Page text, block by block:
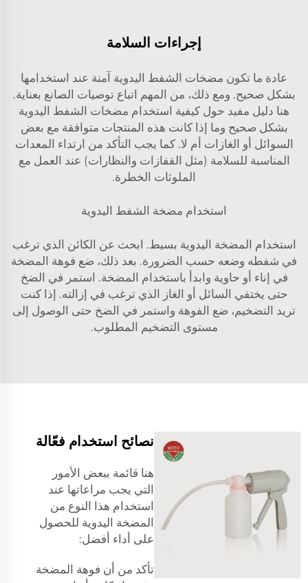
إجراءات السلامة
عادة ما تكون مضخات الشفط اليدوية آمنة عند استخدامها
بشكل صحيح. ومع ذلك، من المهم اتباع توصيات الصانع بعناية.
هنا دليل مفيد حول كيفية استخدام مضخات الشفط اليدوية
بشكل صحيح وما إذا كانت هذه المنتجات متوافقة مع بعض
السوائل أو الغازات أم لا. كما يجب التأكد من ارتداء المعدات
المناسبة للسلامة (مثل القفازات والنظارات) عند العمل مع
الملوثات الخطرة.
استخدام مضخة الشفط اليدوية
استخدام المضخة اليدوية بسيط. ابحث عن الكائن الذي ترغب
في شفطه وضعه حسب الضرورة. بعد ذلك، ضع فوهة المضخة
في إناء أو حاوية وابدأ باستخدام المضخة. استمر في الضخ
حتى يختفي السائل أو الغاز الذي ترغب في إزالته. إذا كنت
تريد التضخيم، ضع الفوهة واستمر في الضخ حتى الوصول إلى
مستوى التضخيم المطلوب.
نصائح استخدام فعّالة
هنا قائمة ببعض الأمور
التي يجب مراعاتها عند
استخدام هذا النوع من
المضخة اليدوية للحصول
على أداء أفضل:
تأكد من أن فوهة المضخة